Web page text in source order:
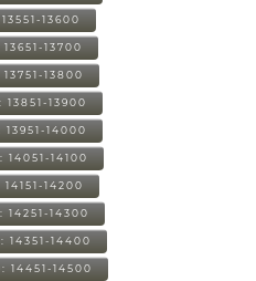
13600
13700
13751-13800
13851-13900
13951-14000
14051-14100
14200
14251-14300
14351-14400
14451-14500